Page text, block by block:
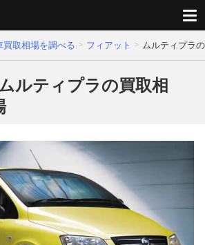
買取相場を調べる フィアット ムルティプラ
ルティプラの買取相